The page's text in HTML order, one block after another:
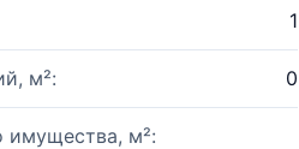
1
м²: 0
м²: